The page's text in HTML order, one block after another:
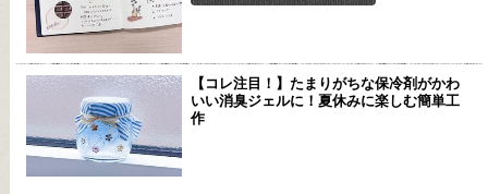
【コレ注目！】たまりがちな保冷剤がかわ
いい消臭ジェルに！夏休みに楽しむ簡単工
作